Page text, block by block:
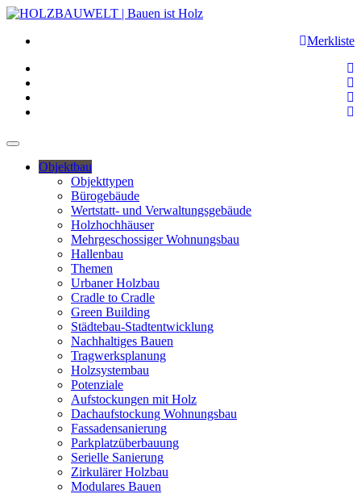
Merkliste
Objektbau
Objekttypen
Bürogebäude
Wertstatt- und Verwaltungsgebäude
Holzhochhäuser
Mehrgeschossiger Wohnungsbau
Hallenbau
Themen
Urbaner Holzbau
Cradle to Cradle
Green Building
Städtebau-Stadtentwicklung
Nachhaltiges Bauen
Tragwerksplanung
Holzsystembau
Potenziale
Aufstockungen mit Holz
Dachaufstockung Wohnungsbau
Fassadensanierung
Parkplatzüberbauung
Serielle Sanierung
Zirkulärer Holzbau
Modulares Bauen